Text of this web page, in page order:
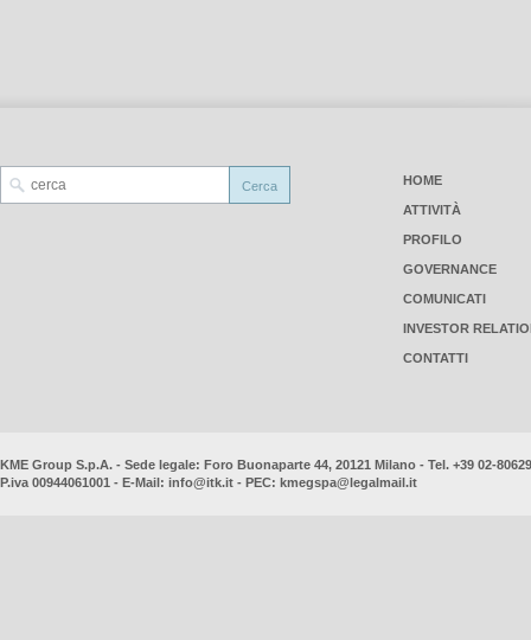
HOME
ATTIVITÀ
PROFILO
GOVERNANCE
COMUNICATI
INVESTOR
CONTATTI
KME Group S.p.A. - Sede legale: Foro Buonaparte 44, 20121 Milano - Tel. +39 02-
P.iva 00944061001 - E-Mail: info@itk.it - PEC: kmegspa@legalmail.it